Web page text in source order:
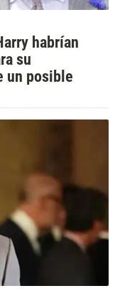
habrían
su
un posible